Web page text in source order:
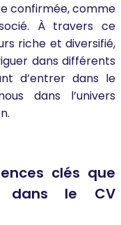
confirmée, comme
À travers ce
riche et diversifié,
dans différents
d’entrer dans le
dans l’univers
clés que
dans le CV